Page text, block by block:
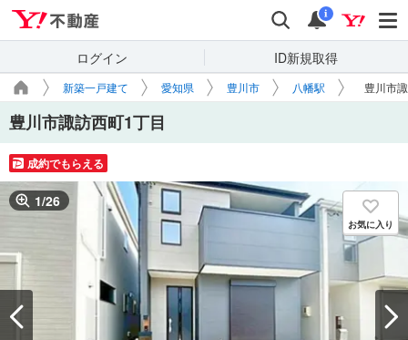
検索 通知
i
ログイン ID新規取得
新築一戸建て 愛知県 豊川市 八幡駅 豊川市
豊川市諏訪西町1丁目
成約でもらえる
1/26
お気に入り